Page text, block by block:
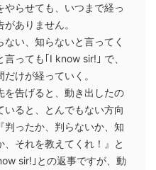
やらせても、いつまで経っ
ありません。
ない、知らないと言ってく
っても｢I know sir!｣ で、
けが経っていく。
を告げると、動き出したの
いると、とんでもない方向
判ったか、判らないか、知
、それを教えてくれ！』と
sir!｣との返事ですが、動